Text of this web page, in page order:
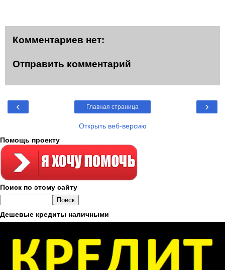
Комментариев нет:
Отправить комментарий
‹ ›
Главная страница
Открыть веб-версию
Помощь проекту
Поиск по этому сайту
Дешевые кредиты наличными